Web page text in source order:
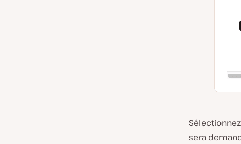
Sélectionnez
sera